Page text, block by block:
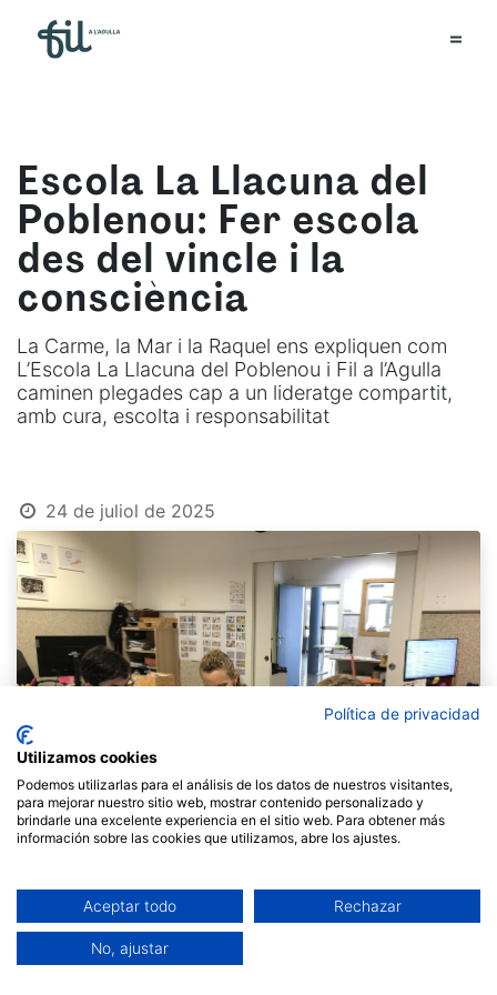
Escola La Llacuna del
Poblenou: Fer escola
des del vincle i la
consciència
La Carme, la Mar i la Raquel ens expliquen com
L’Escola La Llacuna del Poblenou i Fil a l’Agulla
caminen plegades cap a un lideratge compartit,
amb cura, escolta i responsabilitat
24 de juliol de 2025
Política de privacidad
Utilizamos cookies
Podemos utilizarlas para el análisis de los datos de nuestros visitantes,
para mejorar nuestro sitio web, mostrar contenido personalizado y
brindarle una excelente experiencia en el sitio web. Para obtener más
información sobre las cookies que utilizamos, abre los ajustes.
Aceptar todo Rechazar
No, ajustar